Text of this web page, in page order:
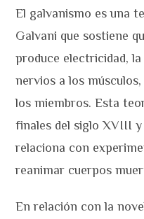
El galvanismo es una
Galvani que sostiene
produce electricidad,
nervios a los
los miembros. Esta
finales del siglo XVIII
relaciona con
reanimar cuerpos
En relación con la